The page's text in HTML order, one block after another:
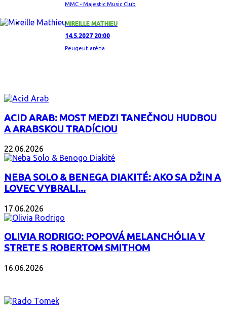
MMC - Majestic Music Club
MIREILLE MATHIEU
14.5.2027 20:00
Peugeut aréna
ACID ARAB: MOST MEDZI TANEČNOU HUDBOU
A ARABSKOU TRADÍCIOU
22.06.2026
NEBA SOLO & BENEGA DIAKITÉ: AKO SA DŽIN A
LOVEC VYBRALI...
17.06.2026
OLIVIA RODRIGO: POPOVÁ MELANCHÓLIA V
STRETE S ROBERTOM SMITHOM
16.06.2026